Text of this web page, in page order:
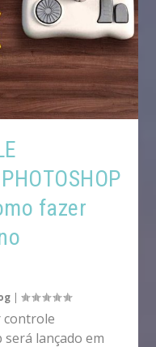
fazer
|
controle
lançado em